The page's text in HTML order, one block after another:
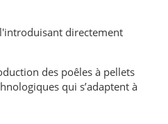
directement
des poêles à pellets
qui s’adaptent à